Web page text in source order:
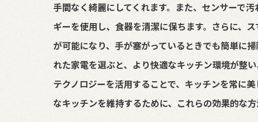
手間なく綺麗にしてくれます。また、センサーで
ギーを使用し、食器を清潔に保ちます。さらに、
が可能になり、手が塞がっているときでも簡単に
れた家電を選ぶと、より快適なキッチン環境が整
テクノロジーを活用することで、キッチンを常に
なキッチンを維持するために、これらの効果的な